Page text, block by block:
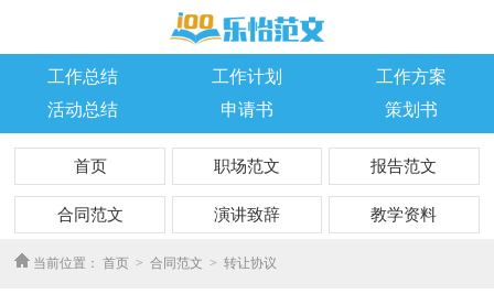
工作总结 工作计划
工作方案
活动总结
申请书 策划书
首页 职场范文 报告范文
合同范文 演讲致辞 教学资料
优秀作文
当前位置： 首页 > 合同范文 > 转让协议